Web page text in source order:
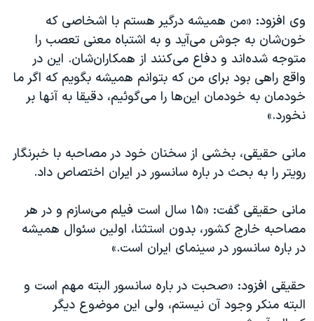
وی افزود: «من همیشه درگیر هستم با اشخاصی که
خون‌شان به جوش می‌آید و به اشتباه معنی تعصب را
متوجه شده‌اند و دفاع می‌کنند از همکاران‌شان. این در
واقع راهی بود برای من که بتوانم همیشه بگویم که اگر ما
خودمان به خودمان این‌ها را می‌گوئیم، دقیقا به آنها بر
نخورد.»
مانی حقیقی، بخشی از سخنان خود در مصاحبه با خبرنگار
رویتر را به بحث در باره سانسور در ایران اختصاص داد.
مانی حقیقی گفت: «۱۵ سال است فیلم می‌سازم و در هر
مصاحبه خارج کشور، بدون استثنا، اولین سئوال همیشه
در باره سانسور در سینمای ایران است.»
حقیقی افزود: «صحبت در باره سانسور البته مهم است و
البته منکر وجود آن نیستم، ولی این موضوع دیگر